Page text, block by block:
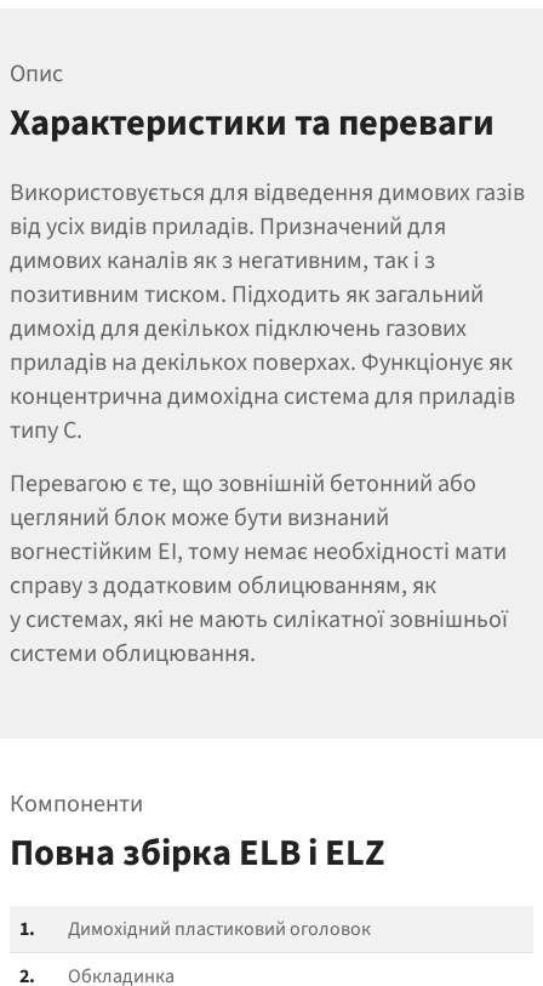
Опис
Характеристики та переваги
Використовується для відведення димових газів
від усіх видів приладів. Призначений для
димових каналів як з негативним, так і з
позитивним тиском. Підходить як загальний
димохід для декількох підключень газових
приладів на декількох поверхах. Функціонує як
концентрична димохідна система для приладів
типу С.
Перевагою є те, що зовнішній бетонний або
цегляний блок може бути визнаний
вогнестійким EI, тому немає необхідності мати
справу з додатковим облицюванням, як
у системах, які не мають силікатної зовнішньої
системи облицювання.
Компоненти
Повна збірка ELB і ELZ
1.
Димохідний пластиковий оголовок
2.
Обкладинка